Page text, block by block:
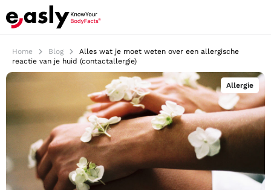
Home Blog
Alles wat je moet weten over een allergische
reactie van je huid (contactallergie)
Allergie